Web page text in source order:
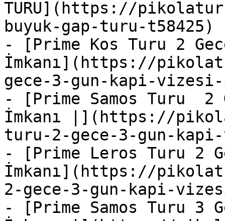
TURU](https://
buyuk-gap-turu-t58425)
- [Prime Kos Turu 2
İmkanı](https://
gece-3-gun-kapi-
- [Prime Samos Turu  2
İmkanı |](https://
turu-2-gece-3-gun-
- [Prime Leros Turu 2
İmkanı](https://
2-gece-3-gun-kapi-
- [Prime Samos Turu 3